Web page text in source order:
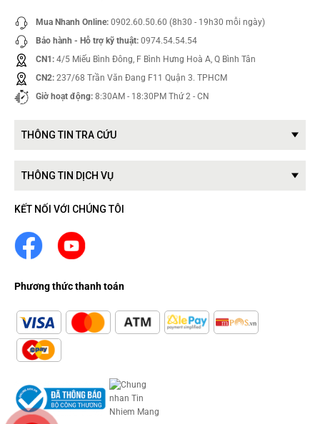
Mua Nhanh Online: 0902.60.50.60 (8h30 - 19h30 mỗi ngày)
Bảo hành - Hỗ trợ kỹ thuật: 0974.54.54.54
CN1: 4/5 Miếu Bình Đông, F Bình Hưng Hoà A, Q Bình Tân
CN2: 237/68 Trần Văn Đang F11 Quận 3. TPHCM
Giờ hoạt động: 8:30AM - 18:30PM Thứ 2 - CN
THÔNG TIN TRA CỨU
THÔNG TIN DỊCH VỤ
KẾT NỐI VỚI CHÚNG TÔI
Phương thức thanh toán